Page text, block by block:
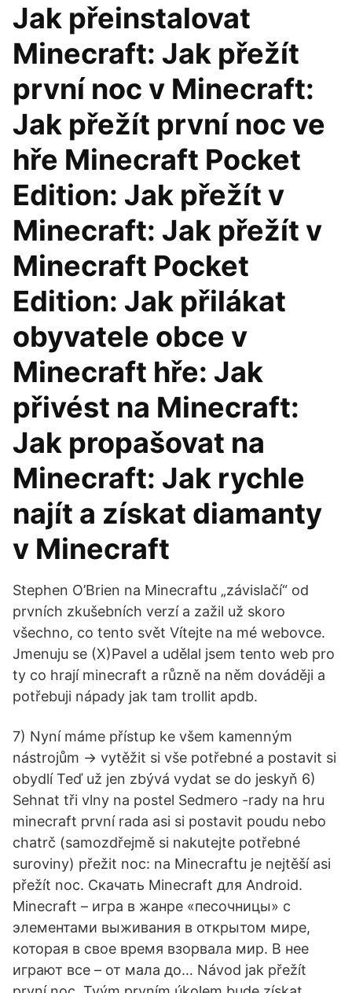
Jak přeinstalovat
Minecraft: Jak přežít
první noc v Minecraft:
Jak přežít první noc ve
hře Minecraft Pocket
Edition: Jak přežít v
Minecraft: Jak přežít v
Minecraft Pocket
Edition: Jak přilákat
obyvatele obce v
Minecraft hře: Jak
přivést na Minecraft:
Jak propašovat na
Minecraft: Jak rychle
najít a získat diamanty
v Minecraft
Stephen O’Brien na Minecraftu „závislačí“ od
prvních zkušebních verzí a zažil už skoro
všechno, co tento svět Vítejte na mé webovce.
Jmenuju se (X)Pavel a udělal jsem tento web pro
ty co hrají minecraft a různě na něm dováději a
potřebuji nápady jak tam trollit apdb.
7) Nyní máme přístup ke všem kamenným
nástrojům -> vytěžit si vše potřebné a postavit si
obydlí Teď už jen zbývá vydat se do jeskyň 6)
Sehnat tři vlny na postel Sedmero -rady na hru
minecraft první rada asi si postavit poudu nebo
chatrč (samozdřejmě si nakutejte potřebné
suroviny) přežit noc: na Minecraftu je nejtěší asi
přežít noc. Скачать Minecraft для Android.
Minecraft – игра в жанре «песочницы» с
элементами выживания в открытом мире,
которая в свое время взорвала мир. В нее
играют все – от мала до… Návod jak přežít